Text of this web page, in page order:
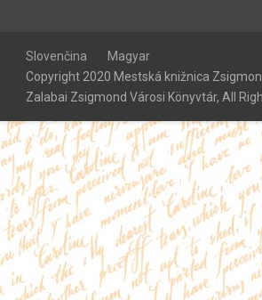
Slovenčina
Magyar
Copyright 2020 Mestská knižnica
Zalabai Zsigmond Városi Könyvtár, All